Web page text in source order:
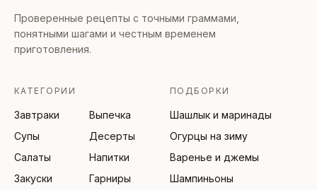
Проверенные рецепты с точными граммами,
понятными шагами и честным временем
приготовления.
КАТЕГОРИИ
Завтраки
Выпечка
Супы
Десерты
Салаты
Напитки
Закуски
Гарниры
ПОДБОРКИ
Шашлык и маринады
Огурцы на зиму
Варенье и джемы
Шампиньоны